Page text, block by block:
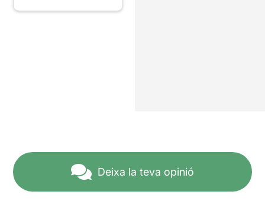
Deixa la teva opinió